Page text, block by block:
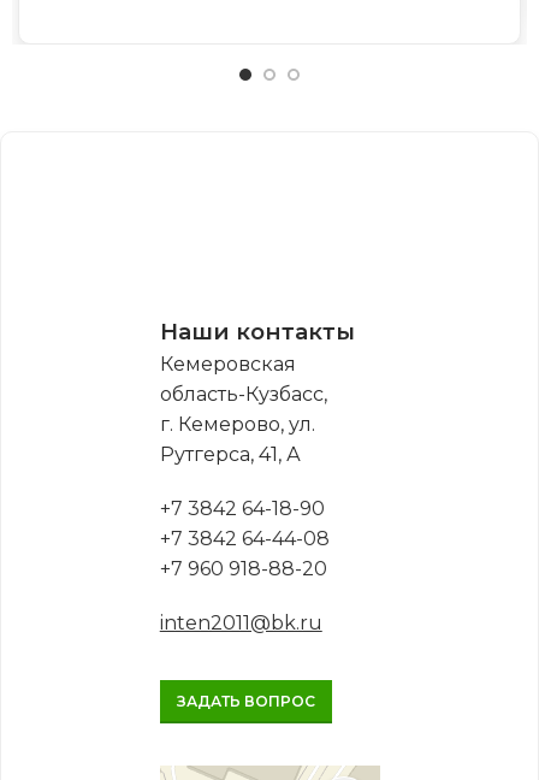
Наши контакты
Кемеровская
область-Кузбасс,
г. Кемерово, ул.
Рутгерса, 41, А
+7 3842 64-18-90
+7 3842 64-44-08
+7 960 918-88-20
inten2011@bk.ru
ЗАДАТЬ ВОПРОС